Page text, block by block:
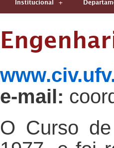
Institucional
e-mail:
O Curso